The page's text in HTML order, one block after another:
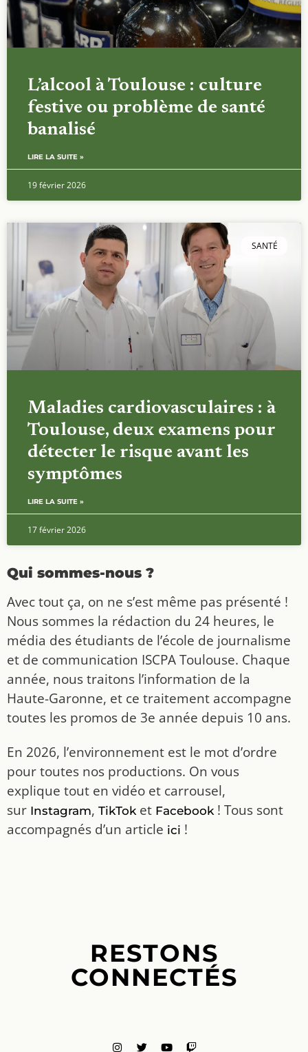
L’alcool à Toulouse : culture
festive ou problème de santé
banalisé
LIRE LA SUITE »
19 février 2026
SANTÉ
Maladies cardiovasculaires : à
Toulouse, deux examens pour
détecter le risque avant les
symptômes
LIRE LA SUITE »
17 février 2026
Qui sommes-nous ?
Avec tout ça, on ne s’est même pas présenté !
Nous sommes la rédaction du 24 heures, le
média des étudiants de l’école de journalisme
et de communication ISCPA Toulouse. Chaque
année, nous traitons l’information de la
Haute-Garonne, et ce traitement accompagne
toutes les promos de 3e année depuis 10 ans.
En 2026, l’environnement est le mot d’ordre
pour toutes nos productions. On vous
explique tout en vidéo et carrousel,
sur Instagram, TikToket Facebook! Tous sont
accompagnés d’un article ici !
RESTONS
CONNECTÉS